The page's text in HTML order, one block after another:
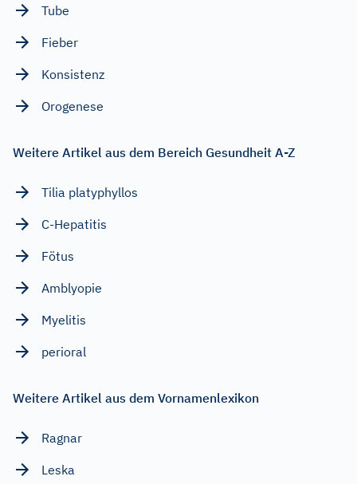
Tube
Fieber
Konsistenz
Orogenese
Weitere Artikel aus dem Bereich Gesundheit A-Z
Tilia platyphyllos
C-Hepatitis
Fötus
Amblyopie
Myelitis
perioral
Weitere Artikel aus dem Vornamenlexikon
Ragnar
Leska